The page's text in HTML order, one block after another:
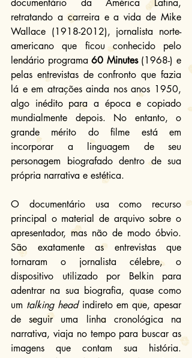
documentário da América Latina,
retratando a carreira e a vida de Mike
Wallace (1918-2012), jornalista norte-
americano que ficou conhecido pelo
lendário programa 60 Minutes (1968-) e
pelas entrevistas de confronto que fazia
lá e em atrações ainda nos anos 1950,
algo inédito para a época e copiado
mundialmente depois. No entanto, o
grande mérito do filme está em
incorporar a linguagem de seu
personagem biografado dentro de sua
própria narrativa e estética.
O documentário usa como recurso
principal o material de arquivo sobre o
apresentador, mas não de modo óbvio.
São exatamente as entrevistas que
tornaram o jornalista célebre, o
dispositivo utilizado por Belkin para
adentrar na sua biografia, quase como
um talking head indireto em que, apesar
de seguir uma linha cronológica na
narrativa, viaja no tempo para buscar as
imagens que contam sua história.